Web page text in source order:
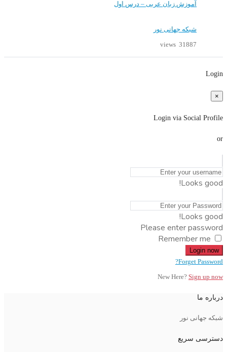
آموزش زبان عربی – درس اول
شبکه جهانی نور
31887 views
Login
×
Login via Social Profile
or
Looks good!
Looks good!
Please enter password
Remember me
Login now
Forget Password?
New Here? Sign up now
درباره ما
شبکه جهانی نور
دسترسی سریع